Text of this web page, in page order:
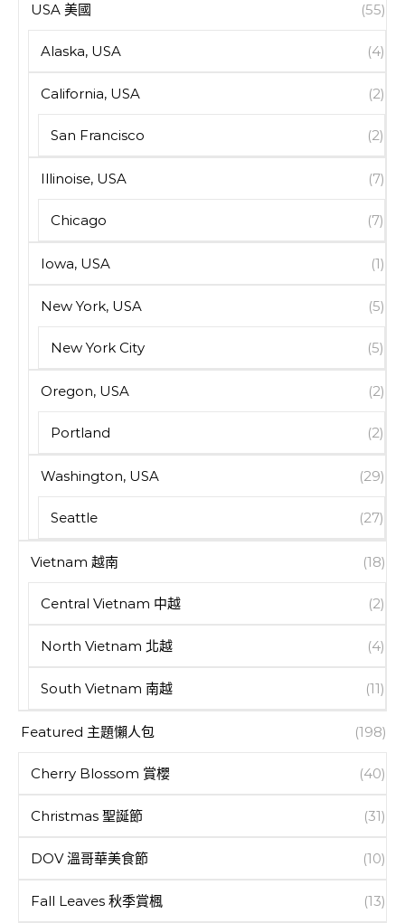
USA 美國 (55)
Alaska, USA (4)
California, USA (2)
San Francisco (2)
Illinoise, USA (7)
Chicago (7)
Iowa, USA (1)
New York, USA (5)
New York City (5)
Oregon, USA (2)
Portland (2)
Washington, USA (29)
Seattle (27)
Vietnam 越南 (18)
Central Vietnam 中越 (2)
North Vietnam 北越 (4)
South Vietnam 南越 (11)
Featured 主題懶人包 (198)
Cherry Blossom 賞櫻 (40)
Christmas 聖誕節 (31)
DOV 溫哥華美食節 (10)
Fall Leaves 秋季賞楓 (13)